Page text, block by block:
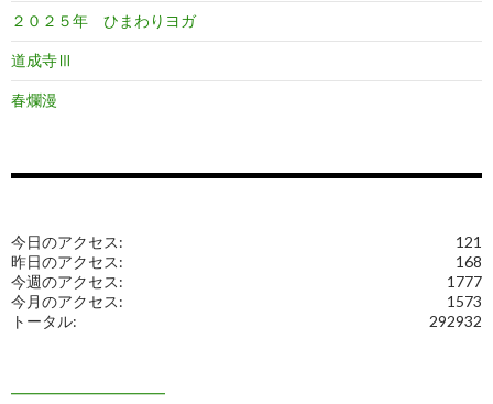
２０２５年 ひまわりヨガ
道成寺Ⅲ
春爛漫
121
今日のアクセス:
168
昨日のアクセス:
1777
今週のアクセス:
1573
今月のアクセス:
292932
トータル:
━━━━━━━━━━